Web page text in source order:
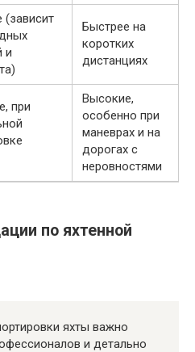
и
Быстрее на
коротких
дистанциях
при
Высокие,
особенно при
маневрах и на
дорогах с
неровностями
по яхтенной
яхты важно
и детально